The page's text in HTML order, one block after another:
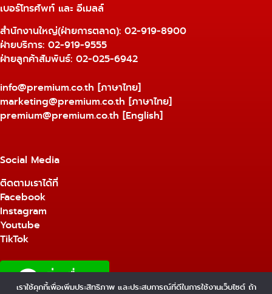
เบอร์โทรศัพท์ และ อีเมลล์
สำนักงานใหญ่(ฝ่ายการตลาด): 02-919-8900
ฝ่ายบริการ: 02-919-9555
ฝ่ายลูกค้าสัมพันธ์: 02-025-6942
info@premium.co.th [ภาษาไทย]
marketing@premium.co.th [ภาษาไทย]
premium@premium.co.th [English]
Social Media
ติดตามเราได้ที่
Facebook
Instagram
Youtube
TikTok
เราใช้คุกกี้เพื่อเพิ่มประสิทธิภาพ และประสบการณ์ที่ดีในการใช้งานเว็บไซต์ ถ้า
1